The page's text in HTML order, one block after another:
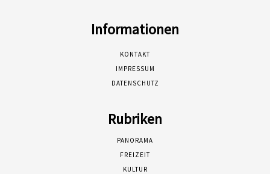
Informationen
KONTAKT
IMPRESSUM
DATENSCHUTZ
Rubriken
PANORAMA
FREIZEIT
KULTUR